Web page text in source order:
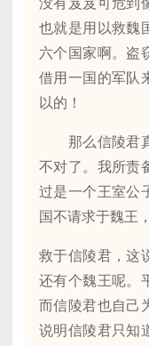
没有岌岌可危到
也就是用以救魏
六个国家啊。盗
借用一国的军队
以的！
那么信陵君真
不对了。我所责
过是一个王室公
国不请求于魏王
救于信陵君，这
还有个魏王呢。
而信陵君也自己
说明信陵君只知